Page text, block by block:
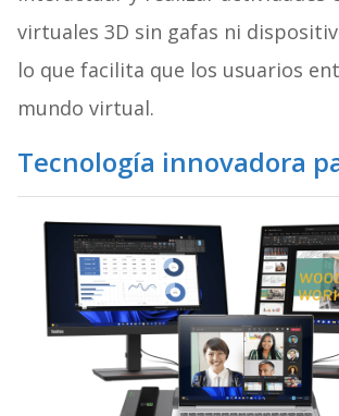
virtuales 3D sin gafas ni
lo que facilita que los usuarios
mundo virtual.
Tecnología innovadora